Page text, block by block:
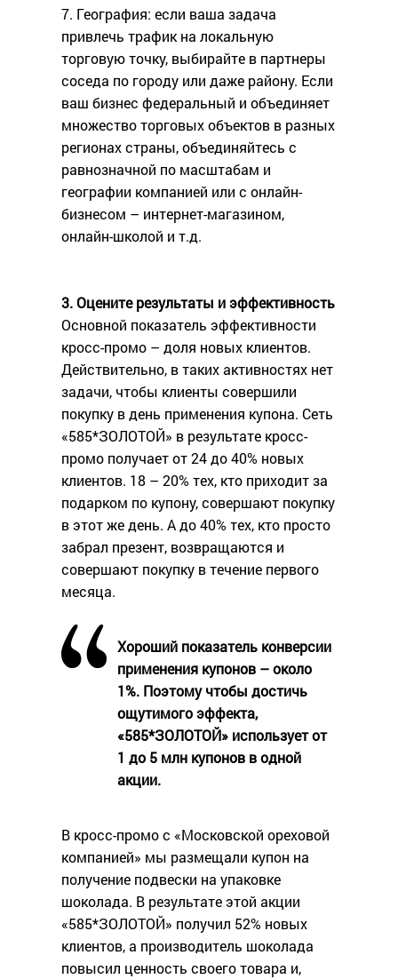
7. География: если ваша задача
привлечь трафик на локальную
торговую точку, выбирайте в партнеры
соседа по городу или даже району. Если
ваш бизнес федеральный и объединяет
множество торговых объектов в разных
регионах страны, объединяйтесь с
равнозначной по масштабам и
географии компанией или с онлайн-
бизнесом – интернет-магазином,
онлайн-школой и т.д.
3. Оцените результаты и эффективность
Основной показатель эффективности
кросс-промо – доля новых клиентов.
Действительно, в таких активностях нет
задачи, чтобы клиенты совершили
покупку в день применения купона. Сеть
«585*ЗОЛОТОЙ» в результате кросс-
промо получает от 24 до 40% новых
клиентов. 18 – 20% тех, кто приходит за
подарком по купону, совершают покупку
в этот же день. А до 40% тех, кто просто
забрал презент, возвращаются и
совершают покупку в течение первого
месяца.
Хороший показатель конверсии
применения купонов – около
1%. Поэтому чтобы достичь
ощутимого эффекта,
«585*ЗОЛОТОЙ» использует от
1 до 5 млн купонов в одной
акции.
В кросс-промо с «Московской ореховой
компанией» мы размещали купон на
получение подвески на упаковке
шоколада. В результате этой акции
«585*ЗОЛОТОЙ» получил 52% новых
клиентов, а производитель шоколада
повысил ценность своего товара и,